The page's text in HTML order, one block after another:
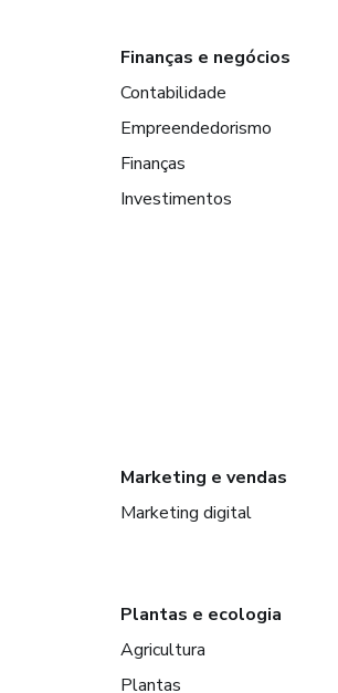
Finanças e negócios
Contabilidade
Empreendedorismo
Finanças
Investimentos
Marketing e vendas
Marketing digital
Plantas e ecologia
Agricultura
Plantas